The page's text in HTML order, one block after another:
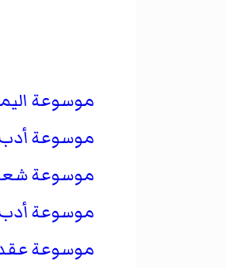
موسوعة
موسوعة
موسوعة
موسوعة
موسوعة عقد